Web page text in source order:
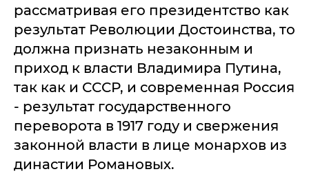
рассматривая его президентство как
результат Революции Достоинства, то
должна признать незаконным и
приход к власти Владимира Путина,
так как и СССР, и современная Россия
- результат государственного
переворота в 1917 году и свержения
законной власти в лице монархов из
династии Романовых.